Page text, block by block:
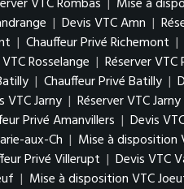
| Devis VTC Amn |
| Chauffeur Privé Richemont |
Rosselange | Réserver VTC
| Chauffeur Privé Batilly |
VTC Jarny | Réserver VTC Jarny
Privé Amanvillers | Devis
aux-Ch | Mise à disposition
Privé Villerupt | Devis VTC
| Mise à disposition VTC